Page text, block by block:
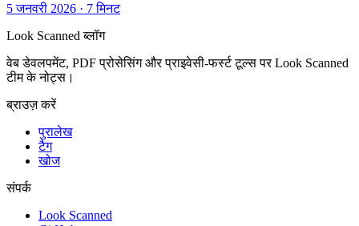
5 जनवरी 2026 · 7 मिनट
Look Scanned ब्लॉग
वेब डेवलपमेंट, PDF प्रोसेसिंग और प्राइवेसी-फर्स्ट टूल्स पर Look Scanned
टीम के नोट्स।
ब्राउज़ करें
पुरालेख
टैग
खोज
संपर्क
Look Scanned